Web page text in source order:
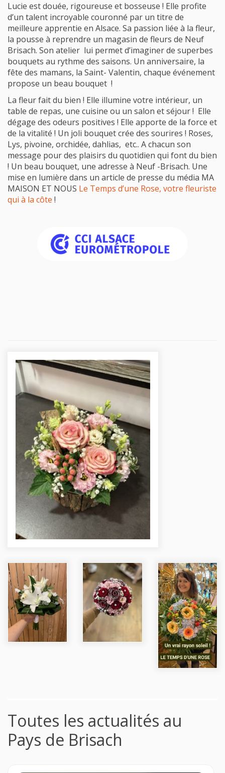
Lucie est douée, rigoureuse et bosseuse ! Elle profite
d’un talent incroyable couronné par un titre de
meilleure apprentie en Alsace. Sa passion liée à la fleur,
la pousse à reprendre un magasin de fleurs de Neuf
Brisach. Son atelier lui permet d’imaginer de superbes
bouquets au rythme des saisons. Un anniversaire, la
fête des mamans, la Saint- Valentin, chaque événement
propose un beau bouquet !
La fleur fait du bien ! Elle illumine votre intérieur, un
table de repas, une cuisine ou un salon et séjour ! Elle
dégage des odeurs positives ! Elle apporte de la force et
de la vitalité ! Un joli bouquet crée des sourires ! Roses,
Lys, pivoine, orchidée, dahlias, etc.. A chacun son
message pour des plaisirs du quotidien qui font du bien
! Un beau bouquet, une adresse à Neuf -Brisach. Une
mise en lumière dans un article de presse du média MA
MAISON ET NOUS Le Temps d’une Rose, votre fleuriste
qui à la côte !
Toutes les actualités au
Pays de Brisach